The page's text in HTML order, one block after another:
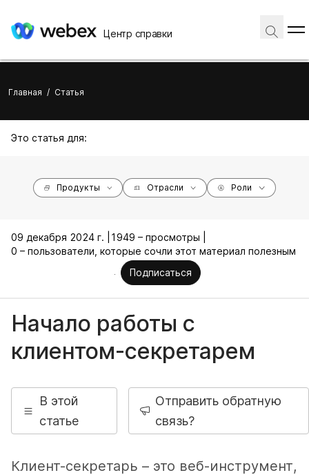
Центр справки
Главная / Статья
Это статья для:
Продукты Отрасли Роли
09 декабря 2024 г. |
1949 – просмотры |
0 – пользователи, которые сочли этот материал полезным
Подписаться
Начало работы с
клиентом-секретарем
В этой
статье
Отправить обратную
связь?
Клиент-секретарь – это веб-инструмент,